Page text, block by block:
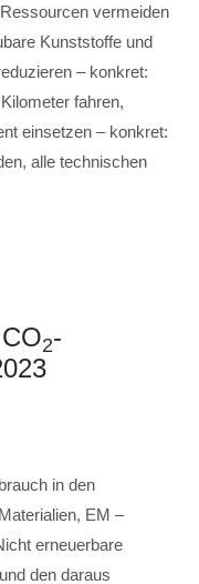
vermeiden
Kunststoffe und
– konkret:
fahren,
einsetzen – konkret:
alle technischen
2-
in den
EM –
erneuerbare
den daraus